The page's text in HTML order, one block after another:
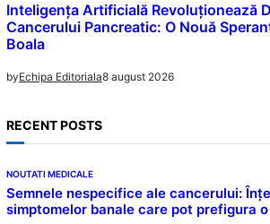
Inteligența Artificială Revoluționează
Cancerului Pancreatic: O Nouă
Boala
byEchipa Editoriala8 august 2026
RECENT POSTS
NOUTATI MEDICALE
Semnele nespecifice ale cancerului:
simptomelor banale care pot prefigura